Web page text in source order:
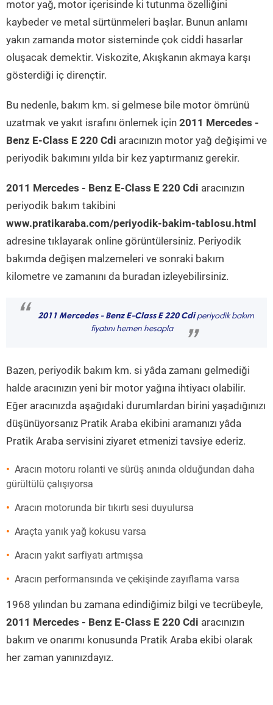
motor yağ, motor içerisinde ki tutunma özelliğini
kaybeder ve metal sürtünmeleri başlar. Bunun anlamı
yakın zamanda motor sisteminde çok ciddi hasarlar
oluşacak demektir. Viskozite, Akışkanın akmaya karşı
gösterdiği iç dirençtir.
Bu nedenle, bakım km. si gelmese bile motor ömrünü
uzatmak ve yakıt israfını önlemek için 2011 Mercedes -
Benz E-Class E 220 Cdi aracınızın motor yağ değişimi ve
periyodik bakımını yılda bir kez yaptırmanız gerekir.
2011 Mercedes - Benz E-Class E 220 Cdi aracınızın
periyodik bakım takibini
www.pratikaraba.com/periyodik-bakim-tablosu.html
adresine tıklayarak online görüntülersiniz. Periyodik
bakımda değişen malzemeleri ve sonraki bakım
kilometre ve zamanını da buradan izleyebilirsiniz.
“ 2011 Mercedes - Benz E-Class E 220 Cdiperiyodik bakım
fiyatını hemen hesapla
”
Bazen, periyodik bakım km. si yâda zamanı gelmediği
halde aracınızın yeni bir motor yağına ihtiyacı olabilir.
Eğer aracınızda aşağıdaki durumlardan birini yaşadığınızı
düşünüyorsanız Pratik Araba ekibini aramanızı yâda
Pratik Araba servisini ziyaret etmenizi tavsiye ederiz.
Aracın motoru rolanti ve sürüş anında olduğundan daha
gürültülü çalışıyorsa
Aracın motorunda bir tıkırtı sesi duyulursa
Araçta yanık yağ kokusu varsa
Aracın yakıt sarfiyatı artmışsa
Aracın performansında ve çekişinde zayıflama varsa
1968 yılından bu zamana edindiğimiz bilgi ve tecrübeyle,
2011 Mercedes - Benz E-Class E 220 Cdi aracınızın
bakım ve onarımı konusunda Pratik Araba ekibi olarak
her zaman yanınızdayız.